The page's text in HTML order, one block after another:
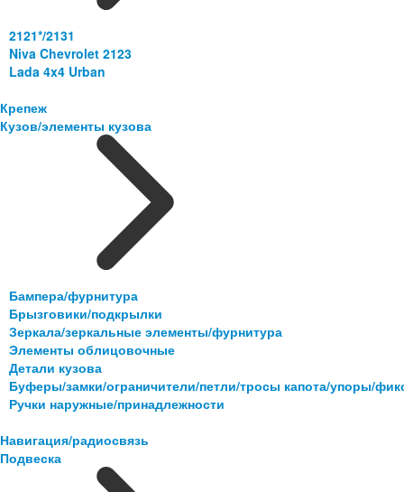
2121*/2131
Niva Chevrolet 2123
Lada 4x4 Urban
Крепеж
Кузов/элементы кузова
Бампера/фурнитура
Брызговики/подкрылки
Зеркала/зеркальные элементы/фурнитура
Элементы облицовочные
Детали кузова
Буферы/замки/ограничители/петли/тросы капота/упоры/
Ручки наружные/принадлежности
Навигация/радиосвязь
Подвеска